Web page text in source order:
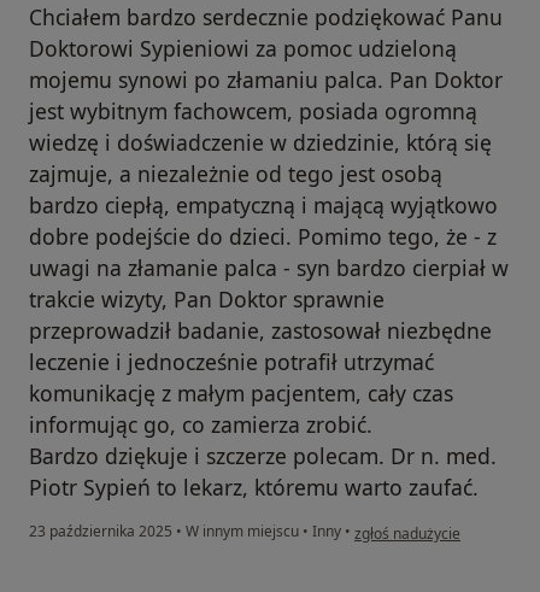
Chciałem bardzo serdecznie podziękować Panu
Doktorowi Sypieniowi za pomoc udzieloną
mojemu synowi po złamaniu palca. Pan Doktor
jest wybitnym fachowcem, posiada ogromną
wiedzę i doświadczenie w dziedzinie, którą się
zajmuje, a niezależnie od tego jest osobą
bardzo ciepłą, empatyczną i mającą wyjątkowo
dobre podejście do dzieci. Pomimo tego, że - z
uwagi na złamanie palca - syn bardzo cierpiał w
trakcie wizyty, Pan Doktor sprawnie
przeprowadził badanie, zastosował niezbędne
leczenie i jednocześnie potrafił utrzymać
komunikację z małym pacjentem, cały czas
informując go, co zamierza zrobić.
Bardzo dziękuje i szczerze polecam. Dr n. med.
Piotr Sypień to lekarz, któremu warto zaufać.
23 października 2025 • W innym miejscu • Inny • w opinii użytkownika Marcin
zgłoś nadużycie